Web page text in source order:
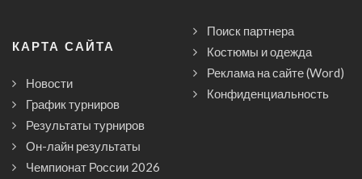
КАРТА САЙТА
Новости
График турниров
Результаты турниров
Он-лайн результаты
Чемпионат России 2026
Поиск партнера
Костюмы и одежда
Реклама на сайте (Word)
Конфиденциальность